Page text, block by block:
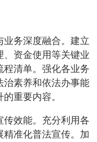
业务深度融合。建立
资金使用等关键业
清单。强化各业务
治素养和依法办事能
重要内容。
传效能。充分利用各
准化普法宣传。加